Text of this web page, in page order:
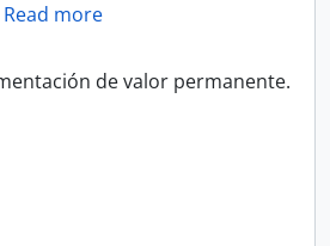
Read more
de valor permanente.